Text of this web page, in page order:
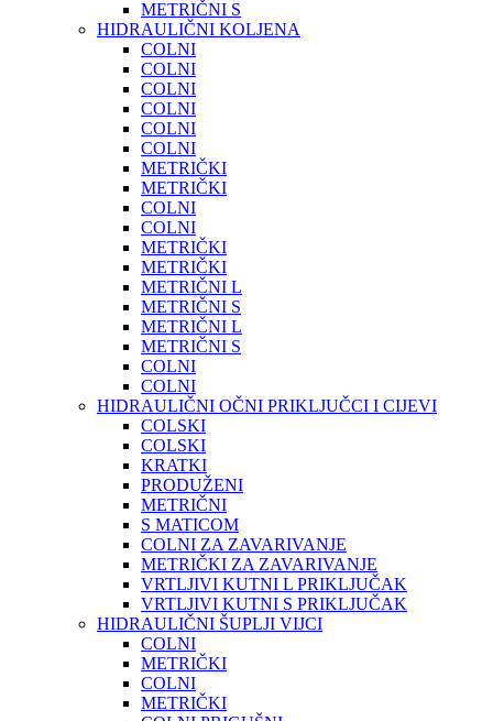
METRIČNI S
HIDRAULIČNI KOLJENA
COLNI
COLNI
COLNI
COLNI
COLNI
COLNI
METRIČKI
METRIČKI
COLNI
COLNI
METRIČKI
METRIČKI
METRIČNI L
METRIČNI S
METRIČNI L
METRIČNI S
COLNI
COLNI
HIDRAULIČNI OČNI PRIKLJUČCI I CIJEVI
COLSKI
COLSKI
KRATKI
PRODUŽENI
METRIČNI
S MATICOM
COLNI ZA ZAVARIVANJE
METRIČKI ZA ZAVARIVANJE
VRTLJIVI KUTNI L PRIKLJUČAK
VRTLJIVI KUTNI S PRIKLJUČAK
HIDRAULIČNI ŠUPLJI VIJCI
COLNI
METRIČKI
COLNI
METRIČKI